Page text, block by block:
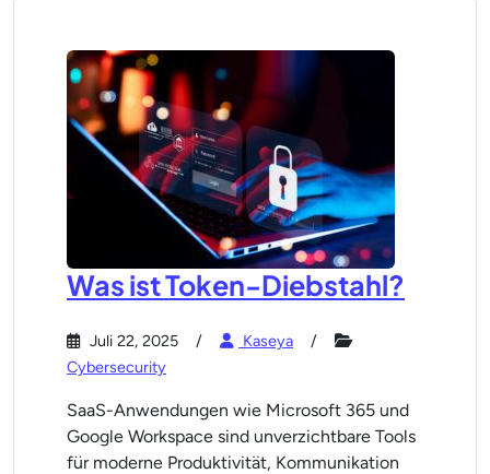
Was ist Token-Diebstahl?
Juli 22, 2025
Kaseya
Cybersecurity
SaaS-Anwendungen wie Microsoft 365 und
Google Workspace sind unverzichtbare Tools
für moderne Produktivität, Kommunikation